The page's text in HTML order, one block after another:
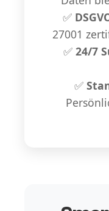
✅
27001
✅ 24/7
✅